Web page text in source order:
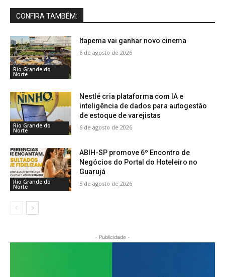
CONFIRA TAMBÉM:
Rio Grande do
Norte
Itapema vai ganhar novo cinema
6 de agosto de 2026
Rio Grande do
Norte
Nestlé cria plataforma com IA e
inteligência de dados para autogestão
de estoque de varejistas
6 de agosto de 2026
Rio Grande do
Norte
ABIH-SP promove 6º Encontro de
Negócios do Portal do Hoteleiro no
Guarujá
5 de agosto de 2026
- Publicidade -